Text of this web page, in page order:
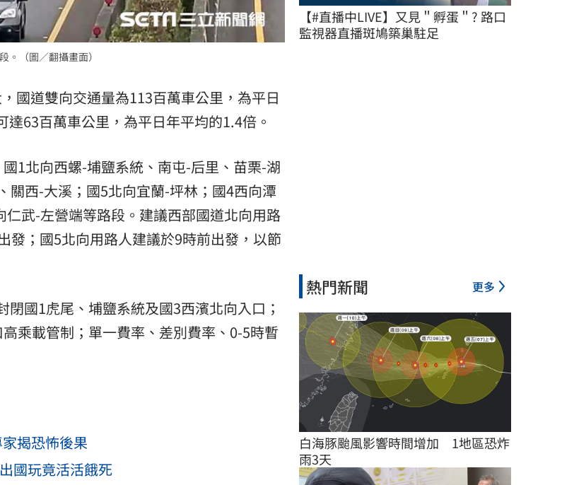
（圖／翻攝畫面）
國道雙向交通量為113百萬車公里，為平日
63百萬車公里，為平日年平均的1.4倍。
1北向西螺-埔鹽系統、南屯-后里、苗栗-湖
關西-大溪；國5北向宜蘭-坪林；國4西向潭
武-左營端等路段。建議西部國道北向用路
發；國5北向用路人建議於9時前出發，以節
國1虎尾、埔鹽系統及國3西濱北向入口；
乘載管制；單一費率、差別費率、0-5時暫
揭恐怖後果
國玩竟活活餓死
【#直播中LIVE】又見＂孵蛋＂? 路口
監視器直播斑鳩築巢駐足
熱門新聞 更多
白海豚颱風影響時間增加　1地區恐炸
雨3天